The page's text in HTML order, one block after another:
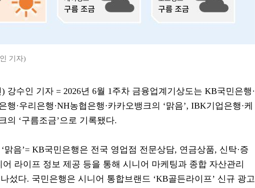
기자)
강수인 기자 = 2026년 6월 1주차 금융업계기상도는 KB국민은행·
행·우리은행·NH농협은행·카카오뱅크의 ‘맑음’, IBK기업은행·케
의 ‘구름조금’으로 기록됐다.
음’= KB국민은행은 전국 영업점 전문상담, 연금상품, 신탁·증
라이프 정보 제공 등을 통해 시니어 마케팅과 종합 자산관리
섰다. 국민은행은 시니어 통합브랜드 ‘KB골든라이프’ 신규 광고